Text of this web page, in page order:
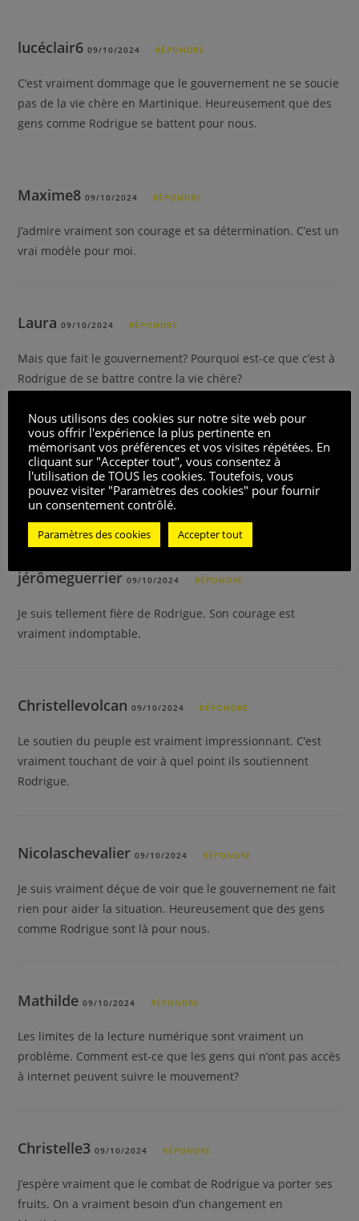
lucéclair609/10/2024 RÉPONDRE
C’est vraiment dommage que le gouvernement ne se soucie
pas de la vie chère en Martinique. Heureusement que des
gens comme Rodrigue se battent pour nous.
Maxime809/10/2024 RÉPONDRE
J’admire vraiment son courage et sa détermination. C’est un
vrai modèle pour moi.
Laura09/10/2024 RÉPONDRE
Mais que fait le gouvernement? Pourquoi est-ce que c’est à
Rodrigue de se battre contre la vie chère?
martin09/10/2024 RÉPONDRE
Est-ce que la blessure de Rodrigue est vraiment sérieuse?
J’espère qu’il va vite se rétablir.
jérômeguerrier09/10/2024 RÉPONDRE
Je suis tellement fière de Rodrigue. Son courage est
vraiment indomptable.
Christellevolcan09/10/2024 RÉPONDRE
Le soutien du peuple est vraiment impressionnant. C’est
vraiment touchant de voir à quel point ils soutiennent
Rodrigue.
Nicolaschevalier09/10/2024 RÉPONDRE
Je suis vraiment déçue de voir que le gouvernement ne fait
rien pour aider la situation. Heureusement que des gens
comme Rodrigue sont là pour nous.
Mathilde09/10/2024 RÉPONDRE
Les limites de la lecture numérique sont vraiment un
problème. Comment est-ce que les gens qui n’ont pas accès
à internet peuvent suivre le mouvement?
Christelle309/10/2024 RÉPONDRE
J’espère vraiment que le combat de Rodrigue va porter ses
fruits. On a vraiment besoin d’un changement en
Nous utilisons des cookies sur notre site web pour
vous offrir l'expérience la plus pertinente en
mémorisant vos préférences et vos visites répétées. En
cliquant sur "Accepter tout", vous consentez à
l'utilisation de TOUS les cookies. Toutefois, vous
pouvez visiter "Paramètres des cookies" pour fournir
un consentement contrôlé.
Paramètres des cookies Accepter tout